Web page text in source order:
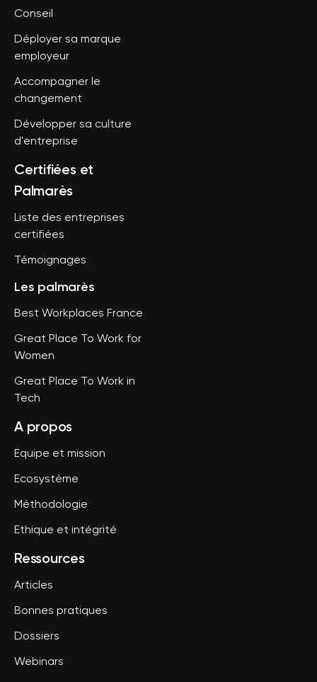
Conseil
Déployer sa marque
employeur
Accompagner le
changement
Développer sa culture
d'entreprise
Certifiées et
Palmarès
Liste des entreprises
certifiées
Témoignages
Les palmarès
Best Workplaces France
Great Place To Work for
Women
Great Place To Work in
Tech
A propos
Equipe et mission
Ecosystème
Méthodologie
Ethique et intégrité
Ressources
Articles
Bonnes pratiques
Dossiers
Webinars